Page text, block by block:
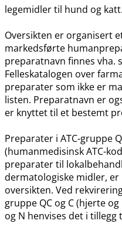
legemidler til hund og katt.
Oversikten er organisert
markedsførte
preparatnavn finnes vha.
Felleskatalogen over
preparater som ikke er
listen. Preparatnavn er
er knyttet til et bestemt
Preparater i ATC-gruppe
(humanmedisinsk ATC-
preparater til
dermatologiske midler,
oversikten. Ved
gruppe QC og C (hjerte
og N henvises det i